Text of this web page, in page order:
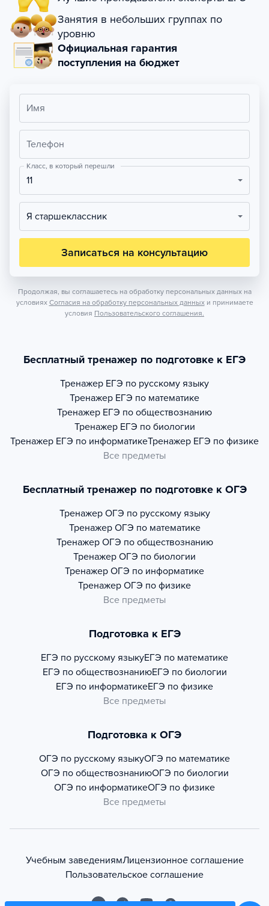
Занятия в небольших группах по
уровню
Официальная гарантия
поступления на бюджет
Имя
Телефон
Класс, в который перешли
11
Я старшеклассник
Записаться на консультацию
Продолжая, вы соглашаетесь на обработку персональных данных на
условиях Согласия на обработку персональных данных и принимаете
условия Пользовательского соглашения.
Бесплатный тренажер по подготовке к ЕГЭ
Тренажер ЕГЭ по русскому языку
Тренажер ЕГЭ по математике
Тренажер ЕГЭ по обществознанию
Тренажер ЕГЭ по биологии
Тренажер ЕГЭ по информатикеТренажер ЕГЭ по физике
Все предметы
Бесплатный тренажер по подготовке к ОГЭ
Тренажер ОГЭ по русскому языку
Тренажер ОГЭ по математике
Тренажер ОГЭ по обществознанию
Тренажер ОГЭ по биологии
Тренажер ОГЭ по информатике
Тренажер ОГЭ по физике
Все предметы
Подготовка к ЕГЭ
ЕГЭ по русскому языкуЕГЭ по математике
ЕГЭ по обществознаниюЕГЭ по биологии
ЕГЭ по информатикеЕГЭ по физике
Все предметы
Подготовка к ОГЭ
ОГЭ по русскому языкуОГЭ по математике
ОГЭ по обществознаниюОГЭ по биологии
ОГЭ по информатикеОГЭ по физике
Все предметы
Учебным заведениямЛицензионное соглашение
Пользовательское соглашение